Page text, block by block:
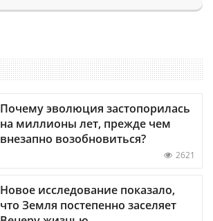
Почему эволюция застопорилась
на миллионы лет, прежде чем
внезапно возобновиться?
2621
Новое исследование показало,
что Земля постепенно заселяет